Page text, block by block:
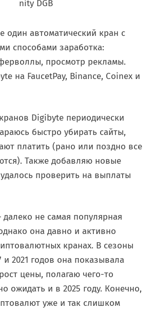
один автоматический кран с
способами заработка:
просмотр рекламы.
на FaucetPay, Binance, Coinex и
Digibyte периодически
быстро убирать сайты,
платить (рано или поздно все
Также добавляю новые
проверить на выплаты
не самая популярная
она давно и активно
кранах. В сезоны
и 2021 годов она показывала
цены, полагаю чего-то
ожидать и в 2025 году. Конечно,
уже и так слишком